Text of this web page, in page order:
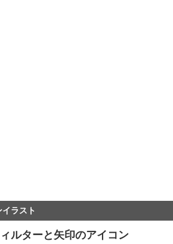
ラスト
ルターと矢印のアイコン